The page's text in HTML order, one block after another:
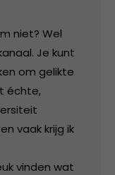
niet? Wel
Je kunt
om gelikte
échte,
vaak krijg ik
vinden wat